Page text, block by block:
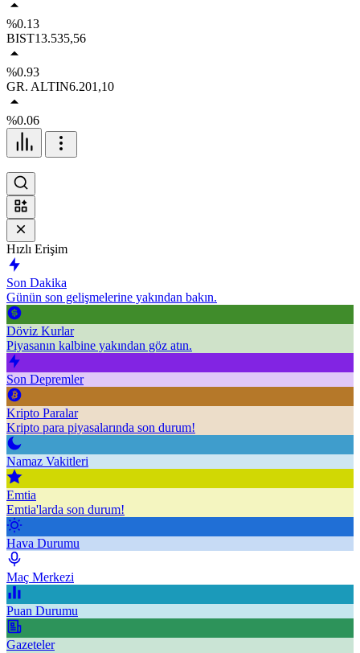
%0.13
BIST13.535,56
%0.93
GR. ALTIN6.201,10
%0.06
Hızlı Erişim
Son Dakika
Günün son gelişmelerine yakından bakın.
Döviz Kurlar
Piyasanın kalbine yakından göz atın.
Son Depremler
Kripto Paralar
Kripto para piyasalarında son durum!
Namaz Vakitleri
Emtia
Emtia'larda son durum!
Hava Durumu
Maç Merkezi
Puan Durumu
Gazeteler